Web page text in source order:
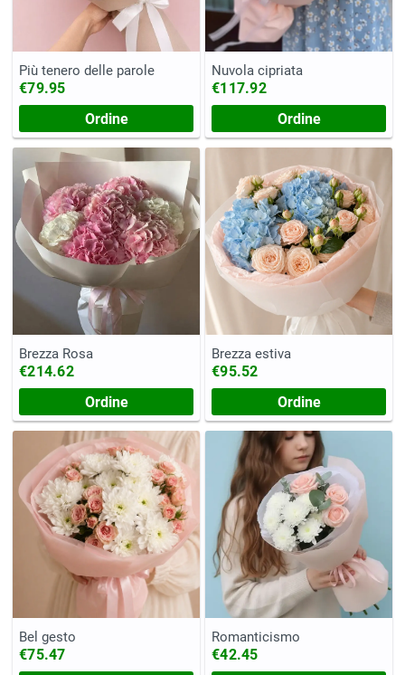
Più tenero delle parole
€79.95
Ordine
Nuvola cipriata
€117.92
Ordine
Brezza Rosa
€214.62
Ordine
Brezza estiva
€95.52
Ordine
Bel gesto
€75.47
Romanticismo
€42.45